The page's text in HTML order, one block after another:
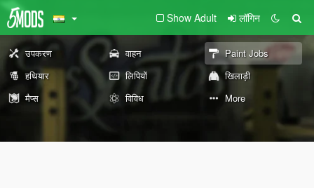
Show Adult लॉगिन
उपकरण वाहन
Paint Jobs
हथियार
लिपियों
खिलाड़ी
मैप्स
विविध More